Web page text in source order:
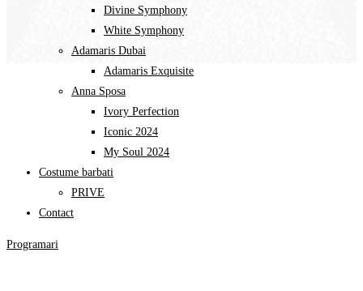
Divine Symphony​
White Symphony
Adamaris Dubai
Adamaris Exquisite
Anna Sposa
Ivory Perfection
Iconic 2024
My Soul 2024
Costume barbati
PRIVE
Contact
Programari